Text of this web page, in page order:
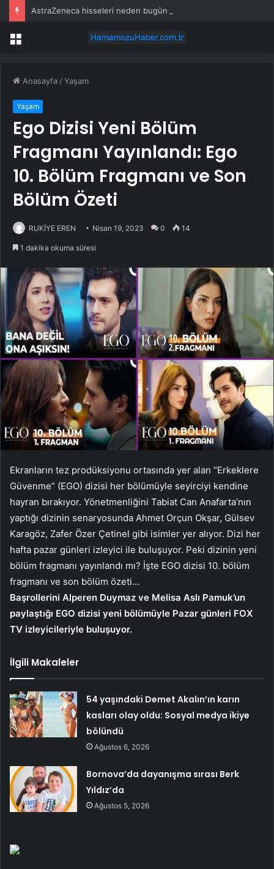
AstraZeneca hisseleri neden bugün toparlanıyor?
Menü
Anasayfa /Yaşam
Yaşam
Ego Dizisi Yeni Bölüm
Fragmanı Yayınlandı: Ego
10. Bölüm Fragmanı ve Son
Bölüm Özeti
RUKİYE EREN Nisan 19, 2023 0 14
1 dakika okuma süresi
Ekranların tez prodüksiyonu ortasında yer alan “Erkeklere
Güvenme” (EGO) dizisi her bölümüyle seyirciyi kendine
hayran bırakıyor. Yönetmenliğini Tabiat Can Anafarta’nın
yaptığı dizinin senaryosunda Ahmet Orçun Okşar, Gülsev
Karagöz, Zafer Özer Çetinel gibi isimler yer alıyor. Dizi her
hafta pazar günleri izleyici ile buluşuyor. Peki dizinin yeni
bölüm fragmanı yayınlandı mı? İşte EGO dizisi 10. bölüm
fragmanı ve son bölüm özeti…
Başrollerini Alperen Duymaz ve Melisa Aslı Pamuk’un
paylaştığı EGO dizisi yeni bölümüyle Pazar günleri FOX
TV izleyicileriyle buluşuyor.
İlgili Makaleler
54 yaşındaki Demet Akalın’ın karın
kasları olay oldu: Sosyal medya ikiye
bölündü
Ağustos 6, 2026
Bornova’da dayanışma sırası Berk
Yıldız’da
Ağustos 5, 2026